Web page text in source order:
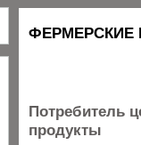
ФЕРМЕРСКИЕ
Потребитель
продукты